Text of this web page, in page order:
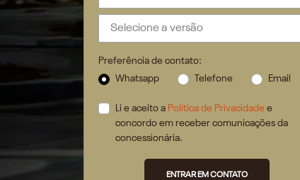
Preferência de contato:
Whatsapp
Telefone Email
Li e aceito a Política de Privacidade e
concordo em receber comunicações da
concessionária.
ENTRAR EM CONTATO